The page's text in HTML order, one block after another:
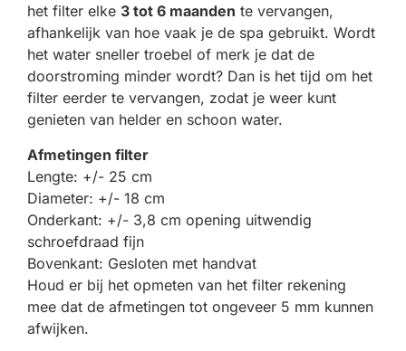
het filter elke 3 tot 6 maanden te vervangen,
afhankelijk van hoe vaak je de spa gebruikt. Wordt
het water sneller troebel of merk je dat de
doorstroming minder wordt? Dan is het tijd om het
filter eerder te vervangen, zodat je weer kunt
genieten van helder en schoon water.
Afmetingen filter
Lengte: +/- 25 cm
Diameter: +/- 18 cm
Onderkant: +/- 3,8 cm opening uitwendig
schroefdraad fijn
Bovenkant: Gesloten met handvat
Houd er bij het opmeten van het filter rekening
mee dat de afmetingen tot ongeveer 5 mm kunnen
afwijken.